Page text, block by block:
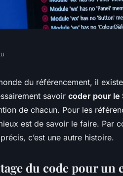
un plus
du référencement, il
savoir coder pour le
de chacun. Pour les
est de savoir le faire. Par
c’est une autre histoire.
du code pour un